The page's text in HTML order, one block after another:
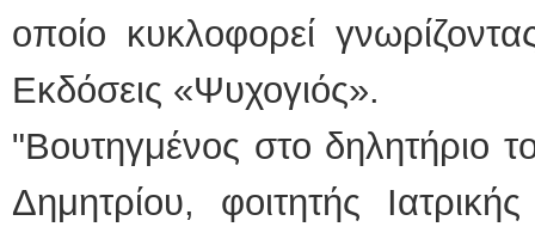
οποίο κυκλοφορεί
Εκδόσεις «Ψυχογιός».
"Βουτηγμένος στο δηλητήριο
Δημητρίου, φοιτητής